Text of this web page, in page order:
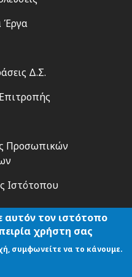
Έργα
Δ.Σ.
Προσωπικών
Ιστότοπου
αυτόν τον ιστότοπο
χρήστη σας
συμφωνείτε να το κάνουμε.